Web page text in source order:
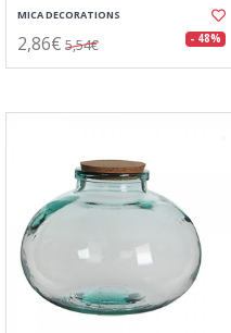
MICA DECORATIONS
2,86€ 5,54€ - 48%